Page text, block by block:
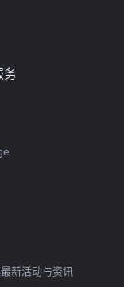
务
新活动与资讯